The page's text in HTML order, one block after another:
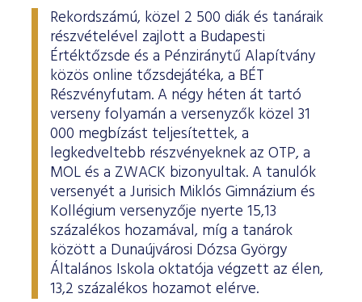
Rekordszámú, közel 2 500 diák és tanáraik
részvételével zajlott a Budapesti
Értéktőzsde és a Pénziránytű Alapítvány
közös online tőzsdejátéka, a BÉT
Részvényfutam. A négy héten át tartó
verseny folyamán a versenyzők közel 31
000 megbízást teljesítettek, a
legkedveltebb részvényeknek az OTP, a
MOL és a ZWACK bizonyultak. A tanulók
versenyét a Jurisich Miklós Gimnázium és
Kollégium versenyzője nyerte 15,13
százalékos hozamával, míg a tanárok
között a Dunaújvárosi Dózsa György
Általános Iskola oktatója végzett az élen,
13,2 százalékos hozamot elérve.